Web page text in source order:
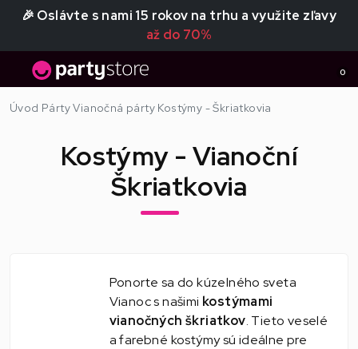
🎉 Oslávte s nami 15 rokov na trhu a využite zľavy
až do 70%
0
Úvod PártyVianočná párty Kostýmy - Škriatkovia
Kostýmy - Vianoční
Škriatkovia
Ponorte sa do kúzelného sveta
Vianoc s našimi kostýmami
vianočných škriatkov. Tieto veselé
a farebné kostýmy sú ideálne pre